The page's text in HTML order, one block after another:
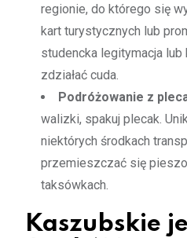
regionie, do którego się
kart turystycznych lub
studencka legitymacja lub
zdziałać cuda.
Podróżowanie z
walizki, spakuj plecak.
niektórych środkach
przemieszczać się
taksówkach.
Kaszubskie